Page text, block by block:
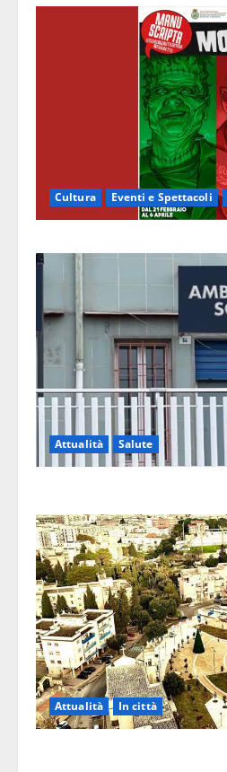
Cultura Eventi e Spettacoli
Attualità Salute
Attualità In città